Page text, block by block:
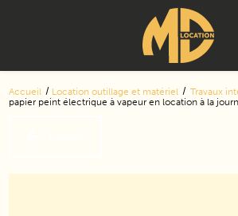
Accueil Location outillage et matériel Travaux
papier peint électrique à vapeur en location à la